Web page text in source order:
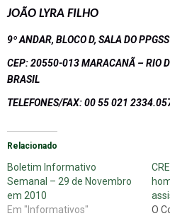
JOÃO LYRA FILHO
9º ANDAR, BLOCO D, SALA DO PPGSS
CEP: 20550-013 MARACANÃ – RIO
BRASIL
TELEFONES/FAX: 00 55 021
Relacionado
Boletim Informativo
Semanal – 29 de Novembro
em 2010
Em "Informativos"
O